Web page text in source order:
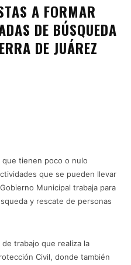
A FORMAR
DE BÚSQUEDA
DE JUÁREZ
tienen poco o nulo
que se pueden llevar
Municipal trabaja para
y rescate de personas
trabajo que realiza la
Civil, donde también